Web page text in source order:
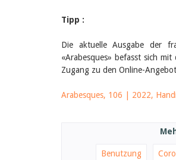
Tipp :
Die aktuelle Ausgabe der
«Arabesques» befasst sich
Zugang zu den Online-
Arabesques, 106 | 2022,
Benutzung